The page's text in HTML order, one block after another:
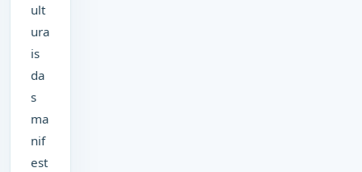
ult
ura
is
da
s
ma
nif
est